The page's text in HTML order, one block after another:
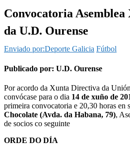
Convocatoria
da U.D. Ourense
Enviado por:Deporte Galicia Fútbol
Publicado por: U.D. Ourense
Por acordo da Xunta Directiva da
convócase para o dia 14 de xuño de
primeira convocatoria e 20,30 horas en
Chocolate (Avda. da Habana, 79),
de socios co seguinte
ORDE DO DÍA